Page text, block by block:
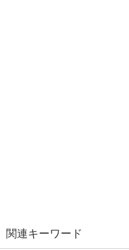
関連キーワード